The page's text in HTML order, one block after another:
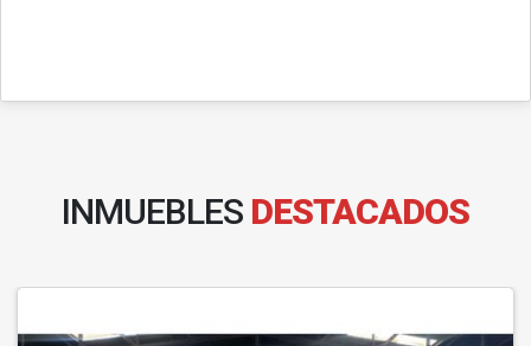
INMUEBLES DESTACADOS